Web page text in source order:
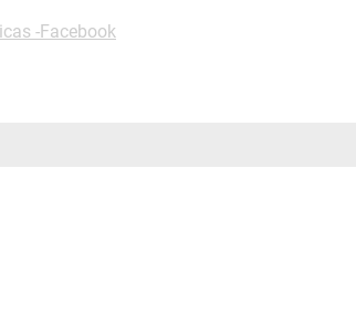
-Facebook